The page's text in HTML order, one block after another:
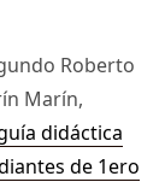
Roberto
Marín,
didáctica
de 1ero